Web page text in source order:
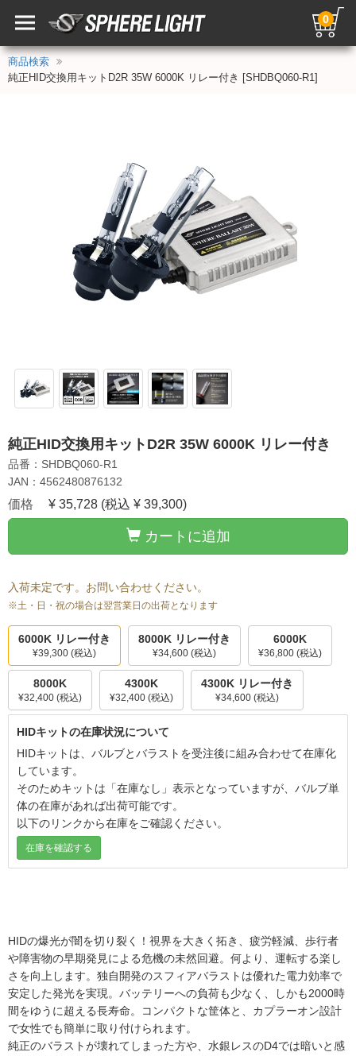
0
商品検索
純正HID交換用キットD2R 35W 6000K リレー付き [SHDBQ060-R1]
純正HID交換用キットD2R 35W 6000K リレー付き
品番：SHDBQ060-R1
JAN：4562480876132
価格 ¥ 35,728 (税込 ¥ 39,300)
カートに追加
入荷未定です。お問い合わせください。
※土・日・祝の場合は翌営業日の出荷となります
6000K リレー付き
¥39,300 (税込)
8000K リレー付き
¥34,600 (税込)
6000K
¥36,800 (税込)
8000K
¥32,400 (税込)
4300K
¥32,400 (税込)
4300K リレー付き
¥34,600 (税込)
HIDキットの在庫状況について
HIDキットは、バルブとバラストを受注後に組み合わせて在庫化
しています。
そのためキットは「在庫なし」表示となっていますが、バルブ単
体の在庫があれば出荷可能です。
以下のリンクから在庫をご確認ください。
在庫を確認する
HIDの爆光が闇を切り裂く！視界を大きく拓き、疲労軽減、歩行者
や障害物の早期発見による危機の未然回避。何より、運転する楽し
さを向上します。独自開発のスフィアバラストは優れた電力効率で
安定した発光を実現。バッテリーへの負荷も少なく、しかも2000時
間をゆうに超える長寿命。コンパクトな筐体と、カプラーオン設計
で女性でも簡単に取り付けられます。
純正のバラストが壊れてしまった方や、水銀レスのD4では暗いと感